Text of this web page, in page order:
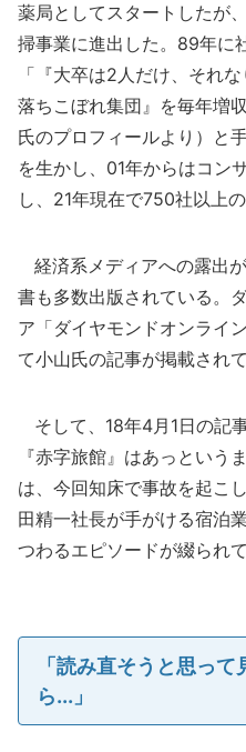
薬局としてスタートしたが
掃事業に進出した。89年に
「『大卒は2人だけ、それ
落ちこぼれ集団』を毎年増
氏のプロフィールより）と
を生かし、01年からはコン
し、21年現在で750社以上
経済系メディアへの露出
書も多数出版されている。
ア「ダイヤモンドオンライ
て小山氏の記事が掲載されて
そして、18年4月1日の記
『赤字旅館』はあっという
は、今回知床で事故を起こ
田精一社長が手がける宿泊
つわるエピソードが綴られて
「読み直そうと思って
ら...」